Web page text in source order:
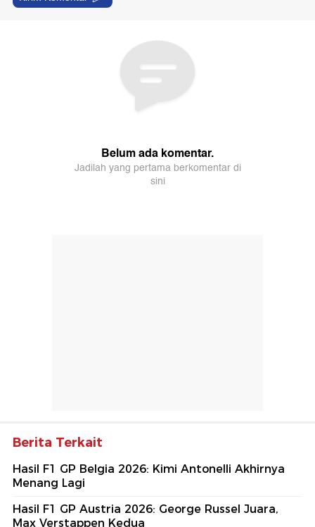
Berita Terkait
Hasil F1 GP Belgia 2026: Kimi Antonelli Akhirnya
Menang Lagi
Hasil F1 GP Austria 2026: George Russel Juara,
Max Verstappen Kedua